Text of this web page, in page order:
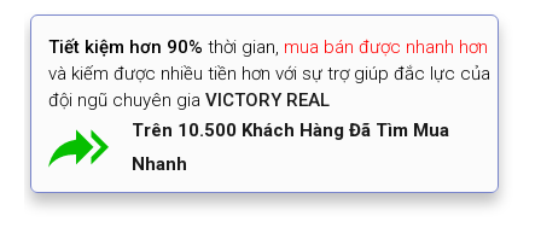
Tiết kiệm hơn 90% thời gian, mua bán được nhanh hơn
và kiếm được nhiều tiền hơn với sự trợ giúp đắc lực của
đội ngũ chuyên gia VICTORY REAL
Trên 10.500 Khách Hàng Đã Tìm Mua
Nhanh